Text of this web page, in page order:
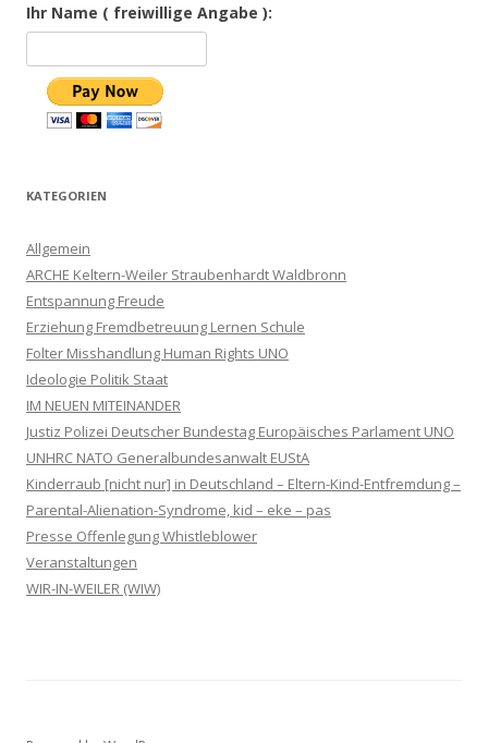
Ihr Name ( freiwillige Angabe ):
KATEGORIEN
Allgemein
ARCHE Keltern-Weiler Straubenhardt Waldbronn
Entspannung Freude
Erziehung Fremdbetreuung Lernen Schule
Folter Misshandlung Human Rights UNO
Ideologie Politik Staat
IM NEUEN MITEINANDER
Justiz Polizei Deutscher Bundestag Europäisches Parlament UNO
UNHRC NATO Generalbundesanwalt EUStA
Kinderraub [nicht nur] in Deutschland – Eltern-Kind-Entfremdung –
Parental-Alienation-Syndrome, kid – eke – pas
Presse Offenlegung Whistleblower
Veranstaltungen
WIR-IN-WEILER (WIW)